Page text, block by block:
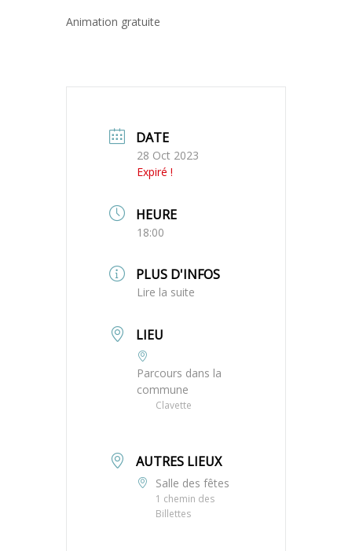
Animation gratuite
DATE
28 Oct 2023
Expiré !
HEURE
18:00
PLUS D'INFOS
Lire la suite
LIEU
Parcours dans la
commune
Clavette
AUTRES LIEUX
Salle des fêtes
1 chemin des
Billettes